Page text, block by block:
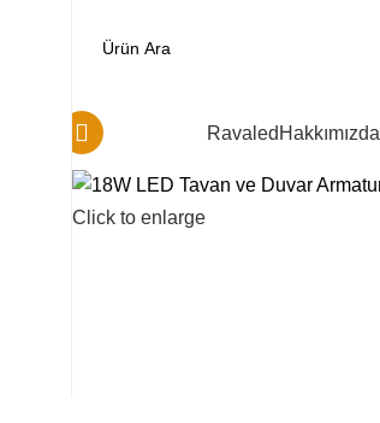
Ravaled Hakkımızda
Click to enlarge